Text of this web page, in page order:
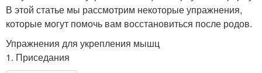
В этой статье мы рассмотрим некоторые упражнения,
которые могут помочь вам восстановиться после родов.
Упражнения для укрепления мышц
1. Приседания